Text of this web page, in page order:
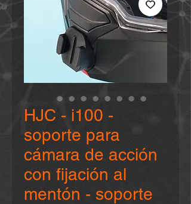
HJC - i100 -
soporte para
cámara de acción
con fijación al
mentón - soporte